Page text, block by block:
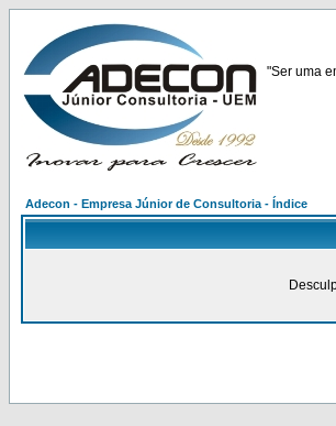
"Ser uma
Adecon - Empresa Júnior de Consultoria - Índice